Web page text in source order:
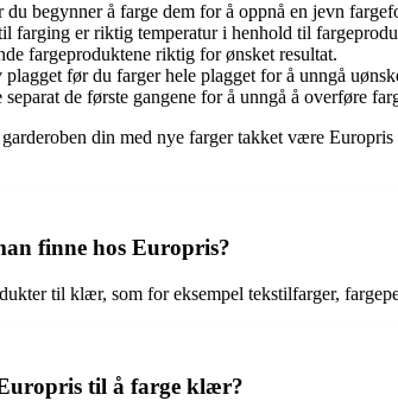
begynner å farge dem for å oppnå en jevn
farging er riktig temperatur i henhold til
fargeproduktene riktig for ønsket resultat.
før du farger hele plagget for å unngå
de første gangene for å unngå å overføre
din med nye farger takket være
finne hos Europris?
til klær, som for eksempel tekstilfarger,
til å farge klær?